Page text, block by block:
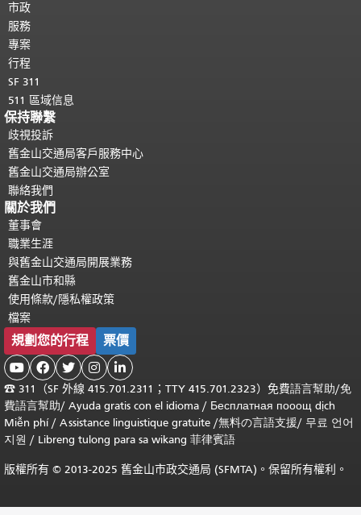
都會重複顯示。
市政
服務
專案
行程
SF 311
511 區域信息
保持聯繫
歧視投訴
舊金山交通局客戶服務中心
舊金山交通局辦公室
聯絡我們
關於我們
董事會
職業生涯
與舊金山交通局開展業務
舊金山市和縣
使用條款/隱私權政策
檔案
規劃您的行程 票價
    
☎ 311（SF 外線 415.701.2311；TTY 415.701.2323）免費語言幫助/免
費語言幫助/ Ayuda gratis con el idioma / Бесплатная пооощ dịch
Miễn phí/ Assistance linguistique gratuite /無料の言語支援/ 무료 언어
지원 / Libreng tulong para sa wikang 菲律賓語
版權所有 © 2013-2025 舊金山市政交通局 (SFMTA)。保留所有權利。